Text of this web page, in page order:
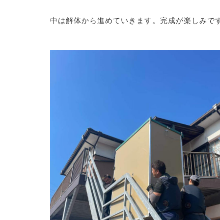
中は解体から進めていきます。完成が楽しみで